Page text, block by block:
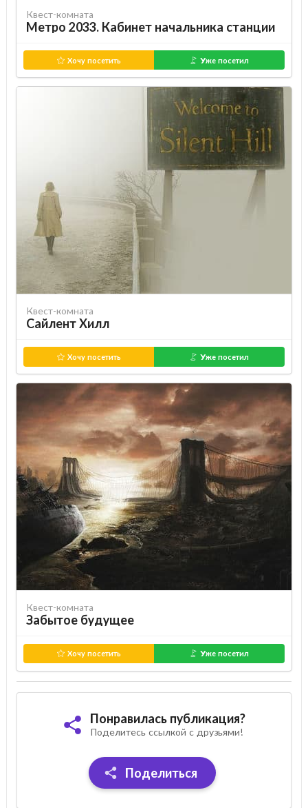
Квест-комната
Метро 2033. Кабинет начальника станции
Хочу посетить Уже посетил
Квест-комната
Сайлент Хилл
Хочу посетить Уже посетил
Квест-комната
Забытое будущее
Хочу посетить Уже посетил
Понравилась публикация?
Поделитесь ссылкой с друзьями!
Поделиться